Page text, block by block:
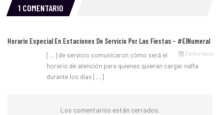
1 COMENTARIO
Horario Especial En Estaciones De Servicio Por Las Fiestas - #ElNumeral
3 años hace
[…] de servicio comunicaron cómo será el
horario de atención para quienes quieran cargar nafta
durante los días […]
Los comentarios están cerrados.